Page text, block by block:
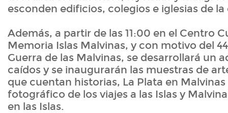
esconden edificios, colegios e iglesias de
Además, a partir de las 11:00 en el Centro
Memoria Islas Malvinas, y con motivo del
Guerra de las Malvinas, se desarrollará un
caídos y se inaugurarán las muestras de
que cuentan historias, La Plata en
fotográfico de los viajes a las Islas y
en las Islas.